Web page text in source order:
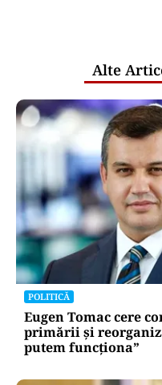
Alte
POLITICĂ
Eugen Tomac cere
primării și
putem funcționa”